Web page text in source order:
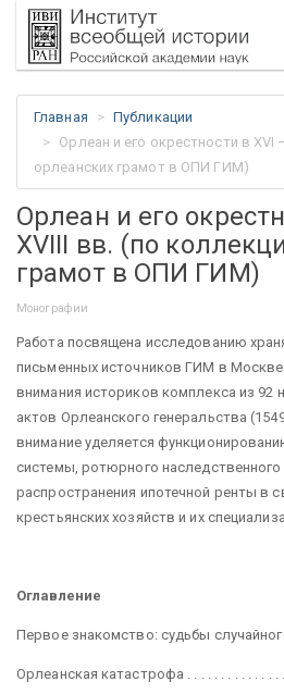
Главная
Публикации
Орлеан и его окрестности в XVI
орлеанских грамот в ОПИ ГИМ)
Орлеан и его
XVIII вв. (по
грамот в ОПИ ГИМ)
Монографии
Работа посвящена исследованию
письменных источников ГИМ в
внимания историков комплекса из 92
актов Орлеанского генеральства
внимание уделяется
системы, ротюрного
распространения ипотечной ренты в
крестьянских хозяйств и их
Оглавление
Первое знакомство: судьбы
Орлеанская катастрофа . . . . . . . . . . . . . .